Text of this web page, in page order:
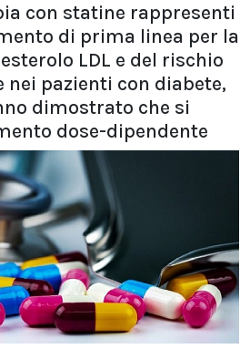
con statine rappresenti
di prima linea per la
LDL e del rischio
nei pazienti con diabete,
dimostrato che si
dose-dipendente